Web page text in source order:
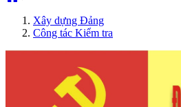
Xây dựng Đảng
Công tác Kiểm tra